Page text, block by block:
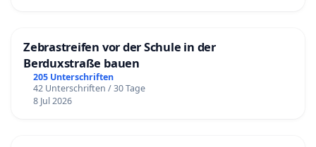
Zebrastreifen vor der Schule in der
Berduxstraße bauen
205 Unterschriften
42 Unterschriften / 30 Tage
8 Jul 2026